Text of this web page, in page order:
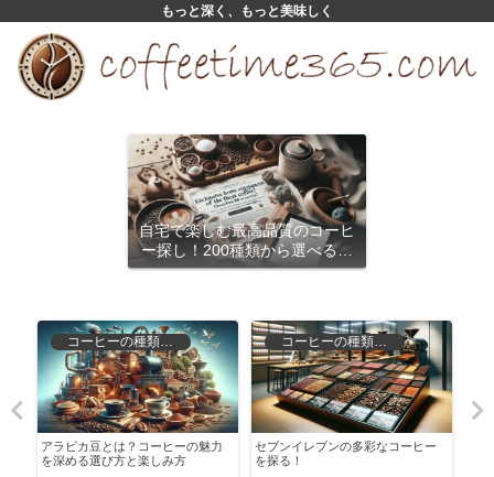
もっと深く、もっと美味しく
自宅で楽しむ最高品質のコーヒ
ー探し！200種類から選べるサ
ブスクリプション
アラビカ豆とは？コーヒーの魅力
を深める選び方と楽しみ方
セブンイレブンの多彩なコーヒー
を探る！